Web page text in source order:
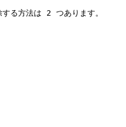
る方法は 2 つあります。